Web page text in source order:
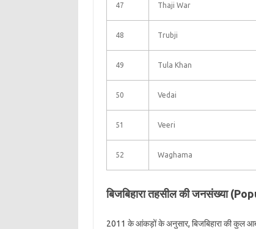
47 Thaji War
48 Trubji
49 Tula Khan
50 Vedai
51 Veeri
52 Waghama
बिजबिहारा तहसील की जनसंख्या
2011 के आंकड़ों के अनुसार, बिजबिहारा की कुल